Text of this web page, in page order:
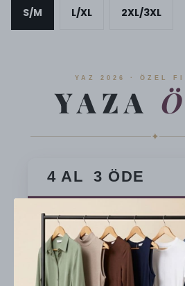
S/M L/XL 2XL/3XL
YAZ 2026 · ÖZEL
YAZA
✦
4 AL 3 ÖDE
7 AL 5 ÖDE
10 AL 7 ÖDE